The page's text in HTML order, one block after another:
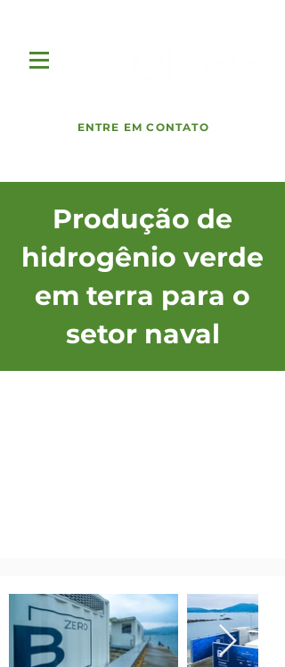
ENTRE EM CONTATO
Produção de
hidrogênio verde
em terra para o
setor naval